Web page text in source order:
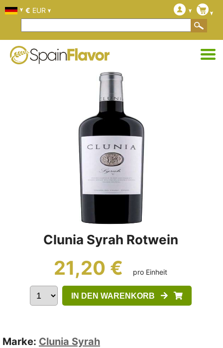
Clunia Syrah Rotwein
21,20 € pro Einheit
IN DEN WARENKORB
Marke: Clunia Syrah
€ EUR